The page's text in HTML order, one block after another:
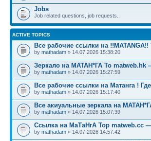
Jobs
Job related questions, job requests..
ACTIVE TOPICS
Все рабочие ссылки на
by mathadam » 14.07.2026 15:38:20
Зеркало на МАТАН*ГА To matweb.hk
by mathadam » 14.07.2026 15:27:59
Все рабочие ссылки на Матанга !
by mathadam » 14.07.2026 15:17:40
Все акиуальные зеркала на
by mathadam » 14.07.2026 15:07:39
Ссылка на МаТаНгА Тор matweb.cc
by mathadam » 14.07.2026 14:57:42